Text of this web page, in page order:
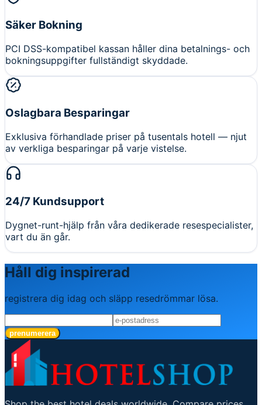
Säker Bokning
PCI DSS-kompatibel kassan håller dina betalnings- och
bokningsuppgifter fullständigt skyddade.
Oslagbara Besparingar
Exklusiva förhandlade priser på tusentals hotell — njut
av verkliga besparingar på varje vistelse.
24/7 Kundsupport
Dygnet-runt-hjälp från våra dedikerade resespecialister,
vart du än går.
Håll dig inspirerad
registrera dig idag och släpp resedrömmar lösa.
prenumerera